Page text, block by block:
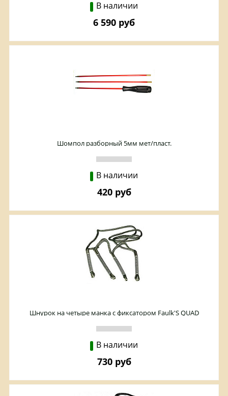
В наличии
6 590 руб
Шомпол разборный 5мм мет/пласт.
В наличии
420 руб
Шнурок на четыре манка с фиксатором Faulk'S QUAD
В наличии
730 руб